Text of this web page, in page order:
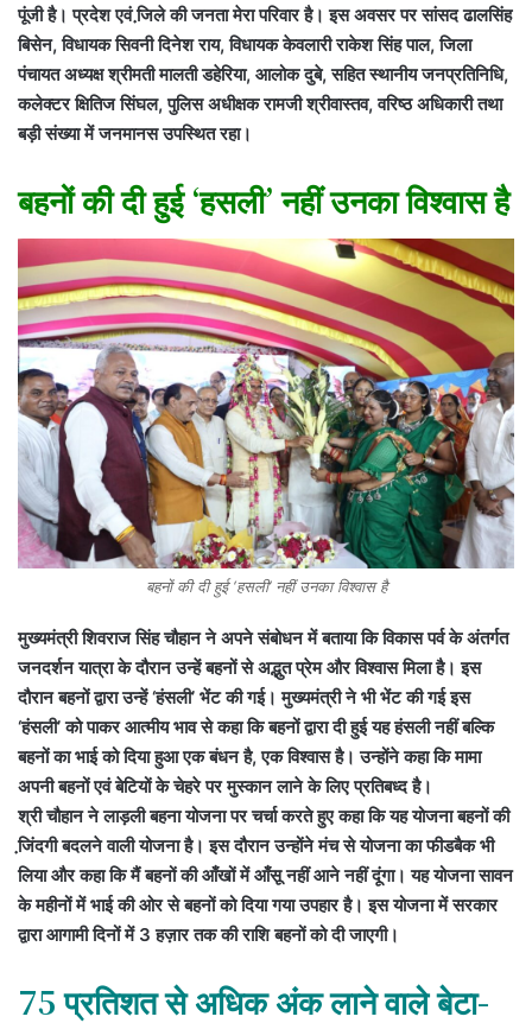
पूंजी है। प्रदेश एवं जि़ले की जनता मेरा परिवार है। इस अवसर पर सांसद ढालसिंह
बिसेन, विधायक सिवनी दिनेश राय, विधायक केवलारी राकेश सिंह पाल, जिला
पंचायत अध्यक्ष श्रीमती मालती डहेरिया, आलोक दुबे, सहित स्थानीय जनप्रतिनिधि,
कलेक्टर क्षितिज सिंघल, पुलिस अधीक्षक रामजी श्रीवास्तव, वरिष्ठ अधिकारी तथा
बड़ी संख्या में जनमानस उपस्थित रहा।
बहनों की दी हुई ‘हसली’ नहीं उनका विश्वास है
बहनों की दी हुई ‘हसली’ नहीं उनका विश्वास है
मुख्यमंत्री शिवराज सिंह चौहान ने अपने संबोधन में बताया कि विकास पर्व के अंतर्गत
जनदर्शन यात्रा के दौरान उन्हें बहनों से अद्भुत प्रेम और विश्वास मिला है। इस
दौरान बहनों द्वारा उन्हें ‘हंसली’ भेंट की गई। मुख्यमंत्री ने भी भेंट की गई इस
‘हंसली’ को पाकर आत्मीय भाव से कहा कि बहनों द्वारा दी हुई यह हंसली नहीं बल्कि
बहनों का भाई को दिया हुआ एक बंधन है, एक विश्वास है। उन्होंने कहा कि मामा
अपनी बहनों एवं बेटियों के चेहरे पर मुस्कान लाने के लिए प्रतिबध्द है।
श्री चौहान ने लाड़ली बहना योजना पर चर्चा करते हुए कहा कि यह योजना बहनों की
जि़ंदगी बदलने वाली योजना है। इस दौरान उन्होंने मंच से योजना का फीडबैक भी
लिया और कहा कि मैं बहनों की आँखों में आँसू नहीं आने नहीं दूंगा। यह योजना सावन
के महीनों में भाई की ओर से बहनों को दिया गया उपहार है। इस योजना में सरकार
द्वारा आगामी दिनों में 3 हज़ार तक की राशि बहनों को दी जाएगी।
75 प्रतिशत से अधिक अंक लाने वाले बेटा-